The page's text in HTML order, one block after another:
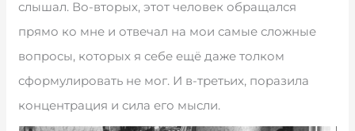
слышал. Во-вторых, этот человек обращался
прямо ко мне и отвечал на мои самые сложные
вопросы, которых я себе ещё даже толком
сформулировать не мог. И в-третьих, поразила
концентрация и сила его мысли.